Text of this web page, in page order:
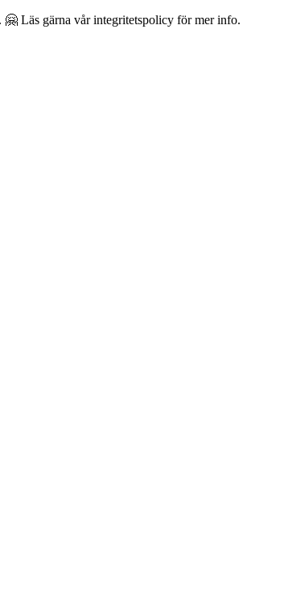
Läs gärna vår integritetspolicy för mer info.